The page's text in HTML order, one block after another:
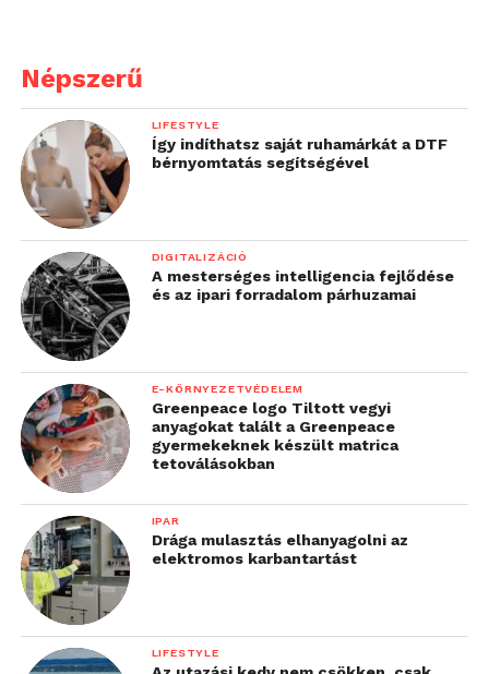
Népszerű
LIFESTYLE
Így indíthatsz saját ruhamárkát a DTF
bérnyomtatás segítségével
DIGITALIZÁCIÓ
A mesterséges intelligencia fejlődése
és az ipari forradalom párhuzamai
E-KÖRNYEZETVÉDELEM
Greenpeace logo Tiltott vegyi
anyagokat talált a Greenpeace
gyermekeknek készült matrica
tetoválásokban
IPAR
Drága mulasztás elhanyagolni az
elektromos karbantartást
LIFESTYLE